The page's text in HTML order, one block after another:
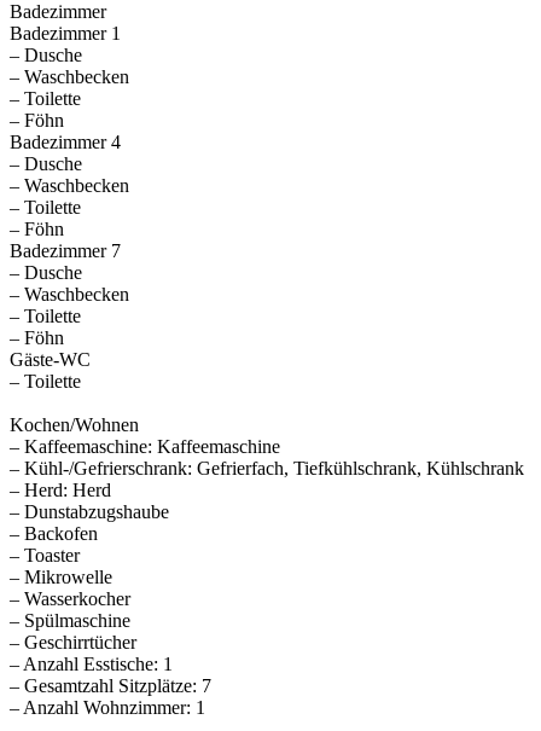
Badezimmer
Badezimmer 1
– Dusche
– Waschbecken
– Toilette
– Föhn
Badezimmer 4
– Dusche
– Waschbecken
– Toilette
– Föhn
Badezimmer 7
– Dusche
– Waschbecken
– Toilette
– Föhn
Gäste-WC
– Toilette
Kochen/Wohnen
– Kaffeemaschine: Kaffeemaschine
– Kühl-/Gefrierschrank: Gefrierfach, Tiefkühlschrank, Kühlschrank
– Herd: Herd
– Dunstabzugshaube
– Backofen
– Toaster
– Mikrowelle
– Wasserkocher
– Spülmaschine
– Geschirrtücher
– Anzahl Esstische: 1
– Gesamtzahl Sitzplätze: 7
– Anzahl Wohnzimmer: 1